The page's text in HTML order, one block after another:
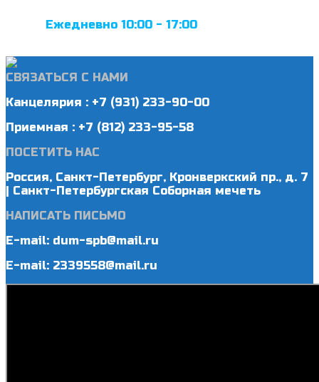
Ежедневно 10:00 - 17:00
СВЯЗАТЬСЯ С НАМИ
Канцелярия : +7 (931) 233-90-00
Приемная : +7 (812) 233-95-58
ПОСЕТИТЬ НАС
Россия, Санкт-Петербург, Кронверкский пр., д. 7
| Санкт-Петербургская Соборная мечеть
НАПИСАТЬ ПИСЬМО
E-mail: dum-spb@mail.ru
E-mail: 2339558@mail.ru